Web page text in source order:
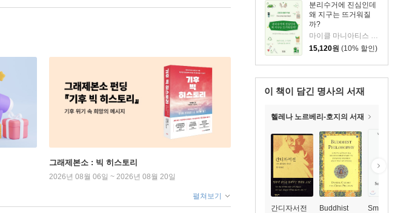
분리수거에 진심인데
왜 지구는 뜨거워질
까?
마이클 마니아티스 저/김지혜 역
15,120원 (10% 할인)
이 책이 담긴 명사의 서재
헬레나 노르베리-호지의 서재
간디자서전
Buddhist
Small Is
그래제본소 : 빅 히스토리
2026년 08월 06일 ~ 2026년 08월 20일
펼쳐보기